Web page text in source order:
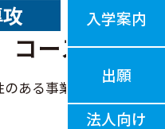
コース
ある事業と組織
入学案内
出願
法人向け